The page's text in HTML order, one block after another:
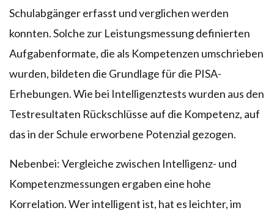
Schulabgänger erfasst und verglichen werden
konnten. Solche zur Leistungsmessung definierten
Aufgabenformate, die als Kompetenzen umschrieben
wurden, bildeten die Grundlage für die PISA-
Erhebungen. Wie bei Intelligenztests wurden aus den
Testresultaten Rückschlüsse auf die Kompetenz, auf
das in der Schule erworbene Potenzial gezogen.
Nebenbei: Vergleiche zwischen Intelligenz- und
Kompetenzmessungen ergaben eine hohe
Korrelation. Wer intelligent ist, hat es leichter, im